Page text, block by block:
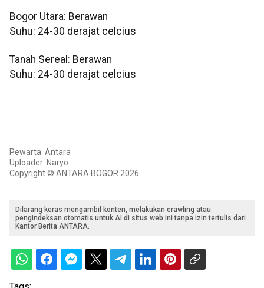
Bogor Utara: Berawan
Suhu: 24-30 derajat celcius
Tanah Sereal: Berawan
Suhu: 24-30 derajat celcius
Pewarta: Antara
Uploader: Naryo
Copyright © ANTARA BOGOR 2026
Dilarang keras mengambil konten, melakukan crawling atau
pengindeksan otomatis untuk AI di situs web ini tanpa izin tertulis dari
Kantor Berita ANTARA.